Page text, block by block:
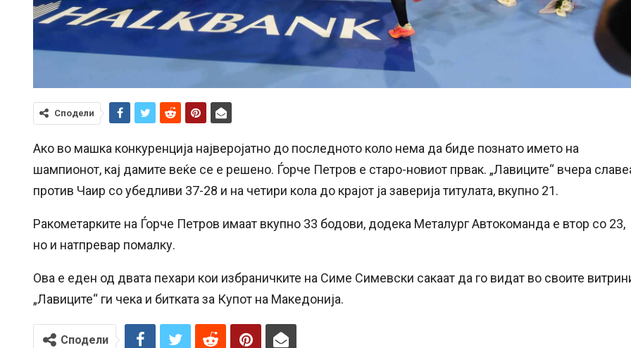
Сподели
Ако во машка конкуренција најверојатно до последното коло нема да биде познато името на
шампионот, кај дамите веќе се е решено. Ѓорче Петров е старо-новиот првак. „Лавиците“ вчера
против Чаир со убедливи 37-28 и на четири кола до крајот ја заверија титулата, вкупно 21.
Ракометарките на Ѓорче Петров имаат вкупно 33 бодови, додека Металург Автокоманда е втор со 23,
но и натпревар помалку.
Ова е еден од двата пехари кои избраничките на Симе Симевски сакаат да го видат во своите
„Лавиците“ ги чека и битката за Купот на Македонија.
Сподели